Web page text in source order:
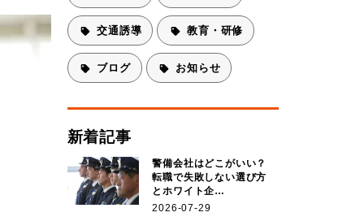
交通誘導 教育・研修
ブログ お知らせ
新着記事
警備会社はどこがいい？
転職で失敗しない選び方
とホワイト企…
2026-07-29